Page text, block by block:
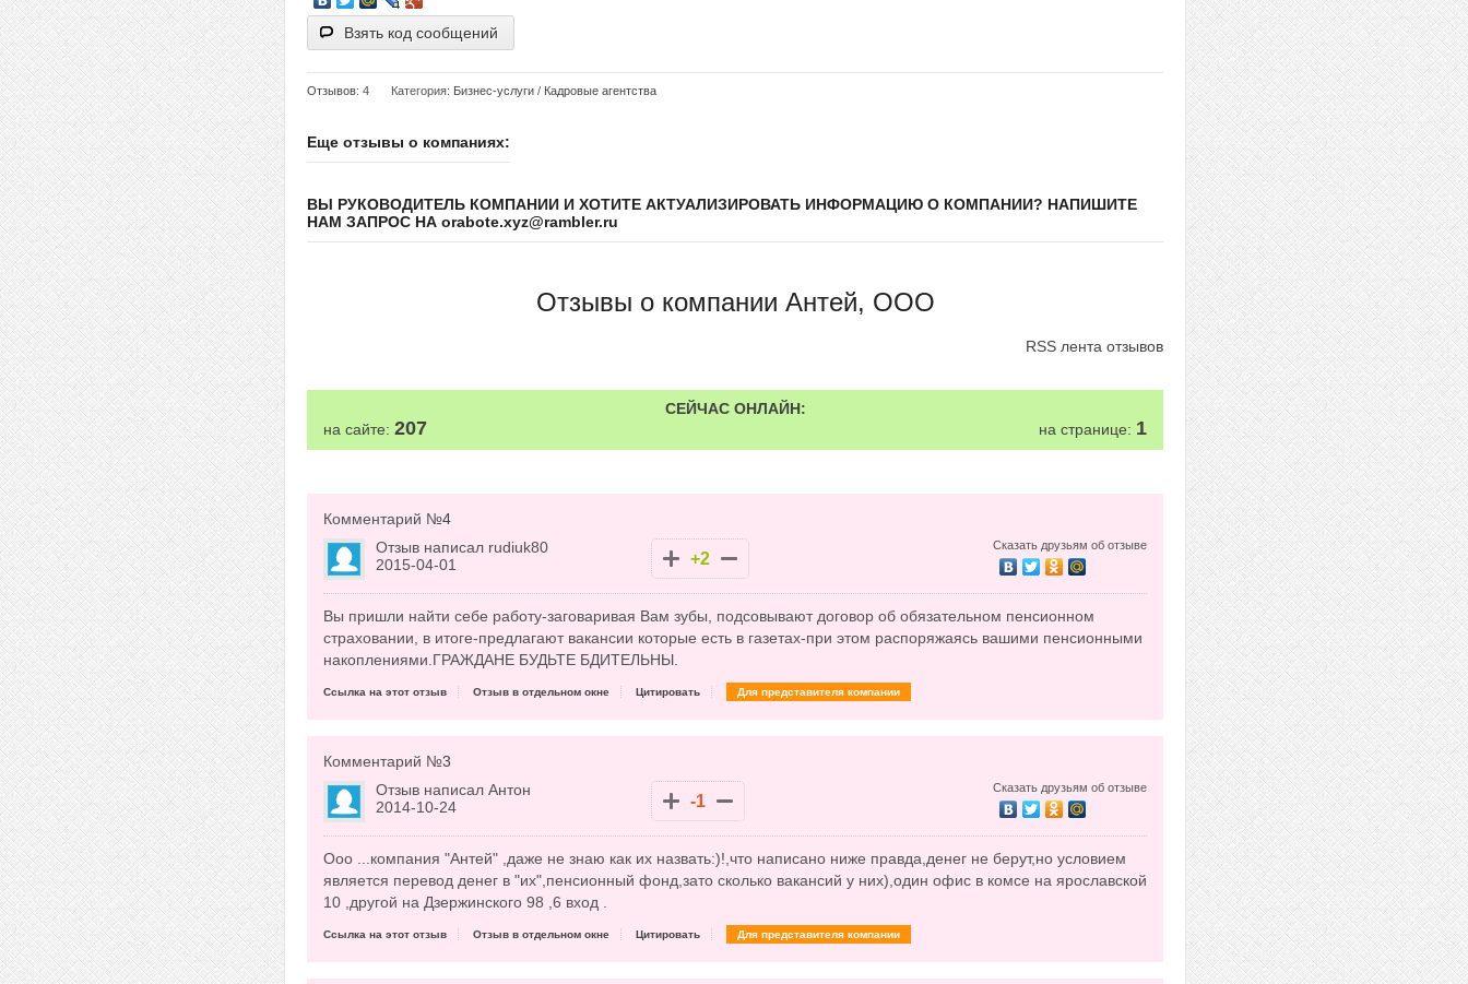
Взять код сообщений
Отзывов: 4 Категория: Бизнес-услуги / Кадровые агентства
Еще отзывы о компаниях:
ВЫ РУКОВОДИТЕЛЬ КОМПАНИИ И ХОТИТЕ АКТУАЛИЗИРОВАТЬ ИНФОРМАЦИЮ О КОМПАНИИ? НАПИШИТЕ
НАМ ЗАПРОС НА orabote.xyz@rambler.ru
Отзывы о компании Антей, ООО
RSS лента отзывов
СЕЙЧАС ОНЛАЙН:
на сайте: 207 на странице: 1
Комментарий №4
Отзыв написал rudiuk80
2015-04-01
+2
Сказать друзьям об отзыве
Вы пришли найти себе работу-заговаривая Вам зубы, подсовывают договор об обязательном пенсионном
страховании, в итоге-предлагают вакансии которые есть в газетах-при этом распоряжаясь вашими пенсионными
накоплениями.ГРАЖДАНЕ БУДЬТЕ БДИТЕЛЬНЫ.
Ссылка на этот отзыв Отзыв в отдельном окне Цитировать Для представителя компании
Комментарий №3
Отзыв написал Антон
2014-10-24
-1
Сказать друзьям об отзыве
Ооо ...компания "Антей" ,даже не знаю как их назвать:)!,что написано ниже правда,денег не берут,но условием
является перевод денег в "их",пенсионный фонд,зато сколько вакансий у них),один офис в комсе на ярославской
10 ,другой на Дзержинского 98 ,6 вход .
Ссылка на этот отзыв Отзыв в отдельном окне Цитировать Для представителя компании